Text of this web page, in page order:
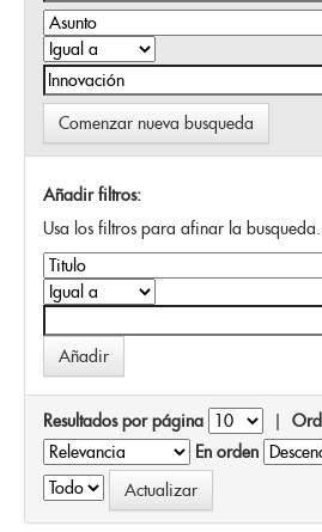
Comenzar nueva busqueda
Añadir filtros:
Usa los filtros para afinar la busqueda.
Resultados por página |
En orden